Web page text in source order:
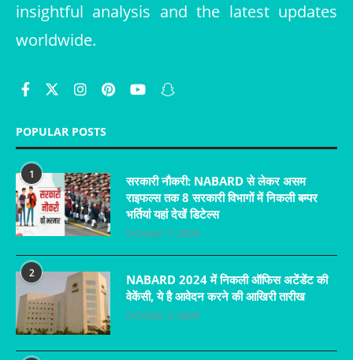
insightful analysis and the latest updates
worldwide.
POPULAR POSTS
1
सरकारी नौकरी: NABARD से लेकर असम
राइफल्स तक 8 सरकारी विभागों में निकली बम्पर
भर्तियां यहां देखें डिटेल्स
October 7, 2024
2
NABARD 2024 में निकली ऑफिस अटेंडेंट की
वेकेंसी, ये है आवेदन करने की आखिरी तारीख
October 2, 2024